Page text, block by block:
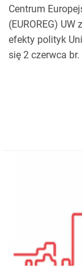
Centrum
(EUROREG)
efekty polityk
się 2 czerwca br.